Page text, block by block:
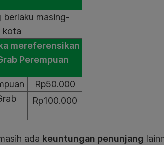
berlaku masing-
kota
mereferensikan
Perempuan
Rp50.000
Rp100.000
ada keuntungan penunjang